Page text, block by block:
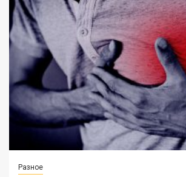
Разное